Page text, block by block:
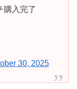
購入完了
30, 2025